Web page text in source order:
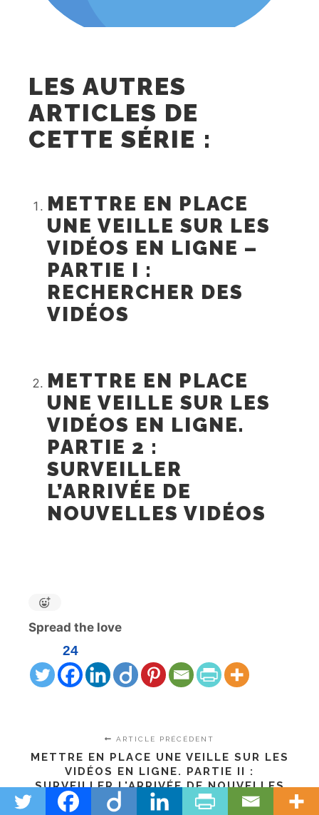
LES AUTRES
ARTICLES DE
CETTE SÉRIE :
METTRE EN PLACE
UNE VEILLE SUR LES
VIDÉOS EN LIGNE –
PARTIE I :
RECHERCHER DES
VIDÉOS
METTRE EN PLACE
UNE VEILLE SUR LES
VIDÉOS EN LIGNE.
PARTIE 2 :
SURVEILLER
L’ARRIVÉE DE
NOUVELLES VIDÉOS
Spread the love
24
ARTICLE PRÉCÉDENT
METTRE EN PLACE UNE VEILLE SUR LES
VIDÉOS EN LIGNE. PARTIE II :
SURVEILLER L'ARRIVÉE DE NOUVELLES
VIDÉOS